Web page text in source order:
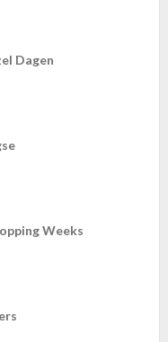
Dagen
Weeks